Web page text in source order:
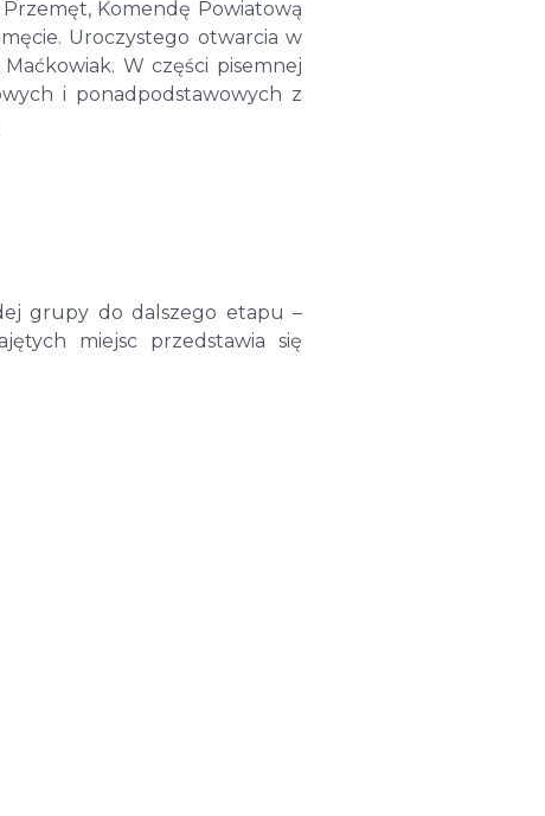
Komendę Powiatową
Uroczystego otwarcia w
W części pisemnej
i ponadpodstawowych z
grupy do dalszego etapu –
miejsc przedstawia się